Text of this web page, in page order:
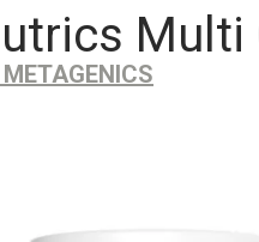
Multi
METAGENICS